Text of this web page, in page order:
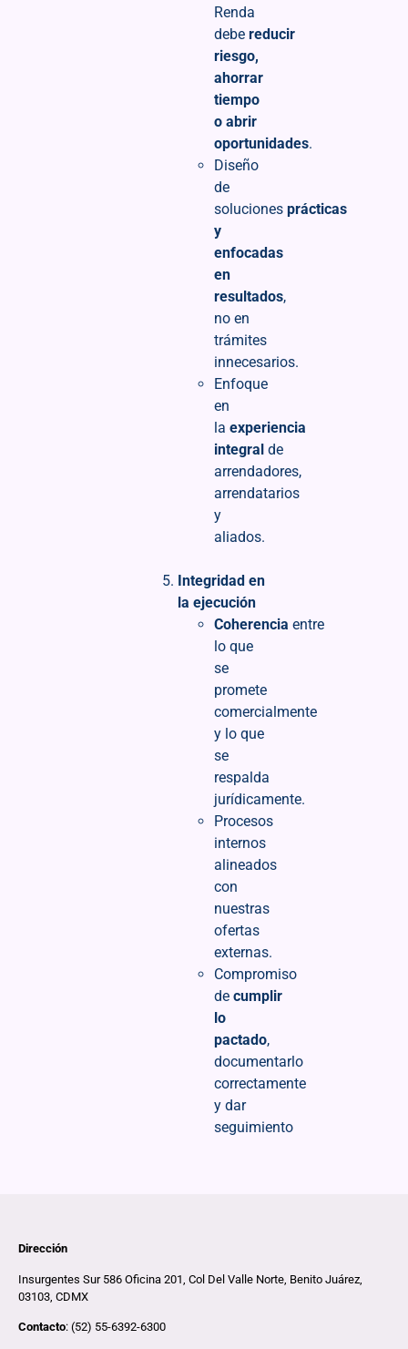
Renda
debe reducir
riesgo,
ahorrar
tiempo
o abrir
oportunidades.
Diseño
de
soluciones prácticas
y
enfocadas
en
resultados,
no en
trámites
innecesarios.
Enfoque
en
la experiencia
integral de
arrendadores,
arrendatarios
y
aliados.
Integridad en
la ejecución
Coherencia entre
lo que
se
promete
comercialmente
y lo que
se
respalda
jurídicamente.
Procesos
internos
alineados
con
nuestras
ofertas
externas.
Compromiso
de cumplir
lo
pactado,
documentarlo
correctamente
y dar
seguimiento
Dirección
Insurgentes Sur 586 Oficina 201, Col Del Valle Norte, Benito Juárez,
03103, CDMX
Contacto: (52) 55-6392-6300